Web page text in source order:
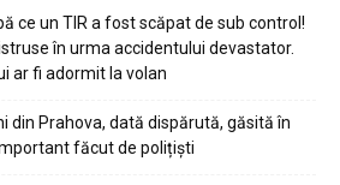
ce un TIR a fost scăpat de sub control!
în urma accidentului devastator.
ar fi adormit la volan
din Prahova, dată dispărută, găsită în
făcut de polițiști